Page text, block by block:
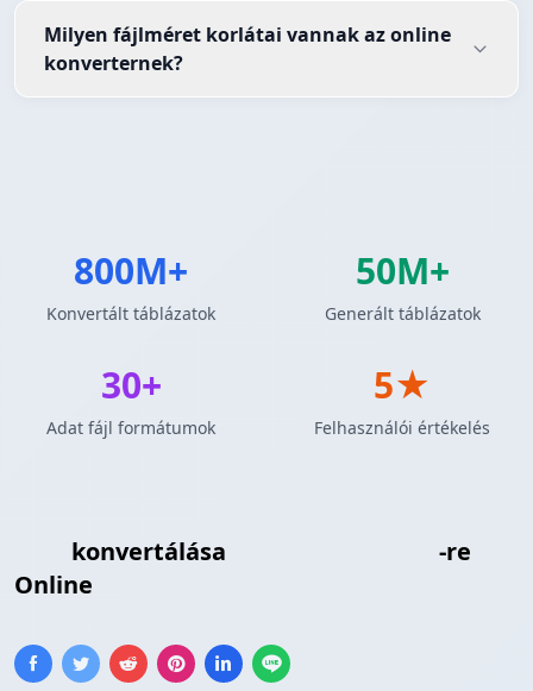
konvertálása
-re
Online
Milyen fájlméret korlátai vannak az online
konverternek?
800M+
Konvertált táblázatok
50M+
Generált táblázatok
30+
Adat fájl formátumok
5★
Felhasználói értékelés